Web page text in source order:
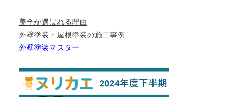
美全が選ばれる理由
外壁塗装・屋根塗装の施工事例
外壁塗装マスター